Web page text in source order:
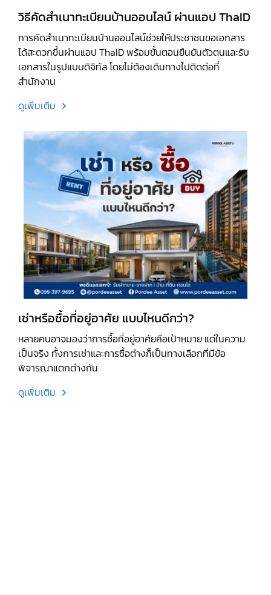
วิธีคัดสำเนาทะเบียนบ้านออนไลน์ ผ่านแอป ThaID
การคัดสำเนาทะเบียนบ้านออนไลน์ช่วยให้ประชาชนขอเอกสาร
ได้สะดวกขึ้นผ่านแอป ThaID พร้อมขั้นตอนยืนยันตัวตนและรับ
เอกสารในรูปแบบดิจิทัล โดยไม่ต้องเดินทางไปติดต่อที่
สำนักงาน
ดูเพิ่มเติม
เช่าหรือซื้อที่อยู่อาศัย แบบไหนดีกว่า?
หลายคนอาจมองว่าการซื้อที่อยู่อาศัยคือเป้าหมาย แต่ในความ
เป็นจริง ทั้งการเช่าและการซื้อต่างก็เป็นทางเลือกที่มีข้อ
พิจารณาแตกต่างกัน
ดูเพิ่มเติม